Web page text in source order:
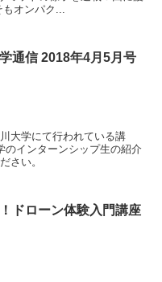
オンパク...
通信 2018年4月5月号
大学にて行われている講
のインターンシップ生の紹介
さい。
ドローン体験入門講座